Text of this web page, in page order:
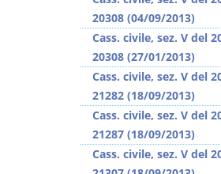
20308 (04/09/2013)
Cass. civile, sez. V del
20308 (27/01/2013)
Cass. civile, sez. V del
21282 (18/09/2013)
Cass. civile, sez. V del
21287 (18/09/2013)
Cass. civile, sez. V del